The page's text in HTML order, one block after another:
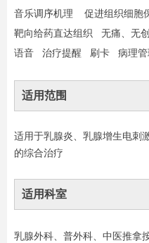
音乐调序机理 促进组织细胞
靶向给药直达组织 无痛、无
语音 治疗提醒 刷卡 病理管
适用范围
适用于乳腺炎、乳腺增生电刺
的综合治疗
适用科室
乳腺外科、普外科、中医推拿